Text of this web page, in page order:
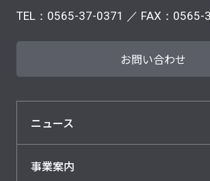
TEL： 0565-37-0371 ／ FAX：0565-
お問い合わせ
ニュース
事業案内